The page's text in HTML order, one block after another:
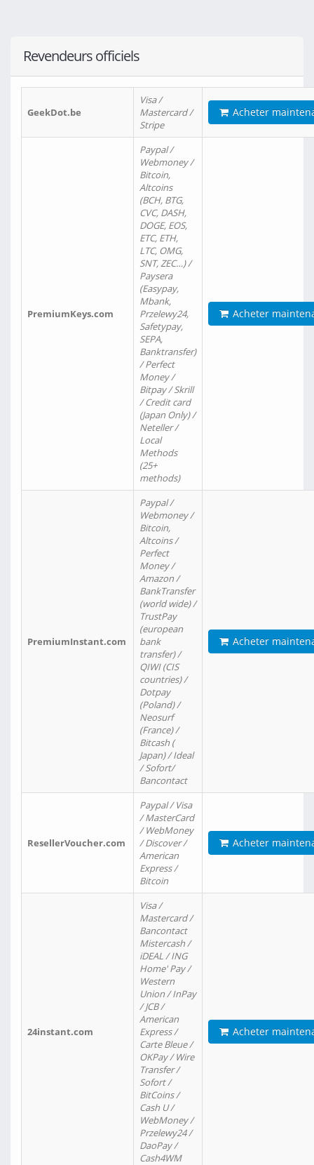
Revendeurs officiels
GeekDot.be
Visa /
Mastercard /
Stripe
Acheter
PremiumKeys.com
Paypal /
Webmoney /
Bitcoin,
Altcoins
(BCH, BTG,
CVC, DASH,
DOGE, EOS,
ETC, ETH,
LTC, OMG,
SNT, ZEC…) /
Paysera
(Easypay,
Mbank,
Przelewy24,
Safetypay,
SEPA,
Banktransfer)
/ Perfect
Money /
Bitpay / Skrill
/ Credit card
(Japan Only) /
Neteller /
Local
Methods
(25+
methods)
Acheter
PremiumInstant.com
Paypal /
Webmoney /
Bitcoin,
Altcoins /
Perfect
Money /
Amazon /
BankTransfer
(world wide) /
TrustPay
(european
bank
transfer) /
QIWI (CIS
countries) /
Dotpay
(Poland) /
Neosurf
(France) /
Bitcash (
Japan) / Ideal
/ Sofort/
Bancontact
Acheter
ResellerVoucher.com
Paypal / Visa
/ MasterCard
/ WebMoney
/ Discover /
American
Express /
Bitcoin
Acheter
24instant.com
Visa /
Mastercard /
Bancontact
Mistercash /
iDEAL / ING
Home' Pay /
Western
Union / InPay
/ JCB /
American
Express /
Carte Bleue /
OKPay / Wire
Transfer /
Sofort /
BitCoins /
Cash U /
WebMoney /
Przelewy24 /
DaoPay /
Cash4WM
Acheter